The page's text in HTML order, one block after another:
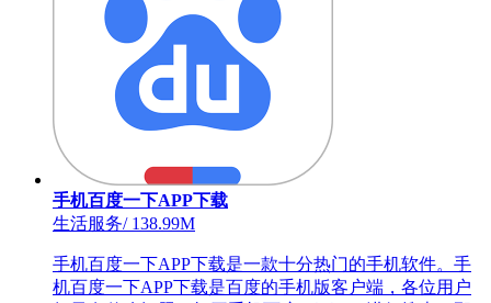
手机百度一下APP下载
生活服务/138.99M
手机百度一下APP下载是一款十分热门的手机软件。手
机百度一下APP下载是百度的手机版客户端，各位用户